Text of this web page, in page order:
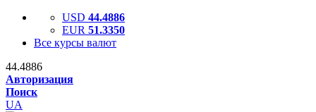
USD 44.4886
EUR 51.3350
Все курсы валют
44.4886
Авторизация
Поиск
UA